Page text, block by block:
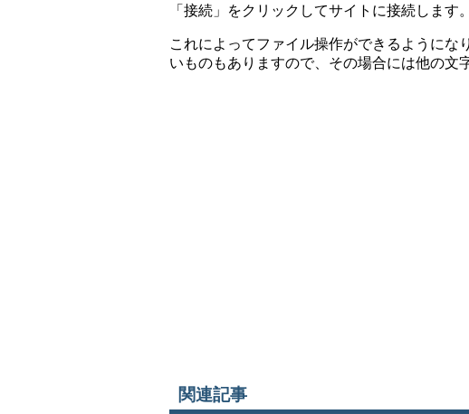
「接続」をクリックしてサイトに接続します。
これによってファイル操作ができるようにな
いものもありますので、その場合には他の文
関連記事